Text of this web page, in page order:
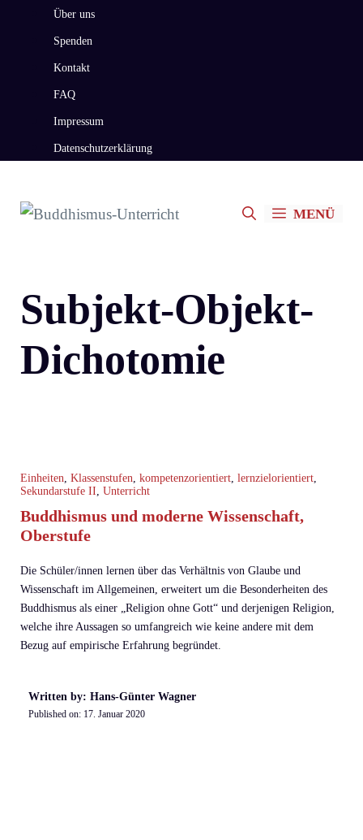
Über uns
Spenden
Kontakt
FAQ
Impressum
Datenschutzerklärung
MENÜ
Subjekt-Objekt-
Dichotomie
Einheiten, Klassenstufen, kompetenzorientiert, lernzielorientiert,
Sekundarstufe II, Unterricht
Buddhismus und moderne Wissenschaft,
Oberstufe
Die Schüler/innen lernen über das Verhältnis von Glaube und
Wissenschaft im Allgemeinen, erweitert um die Besonderheiten des
Buddhismus als einer „Religion ohne Gott“ und derjenigen Religion,
welche ihre Aussagen so umfangreich wie keine andere mit dem
Bezug auf empirische Erfahrung begründet.
Written by: Hans-Günter Wagner
Published on: 17. Januar 2020